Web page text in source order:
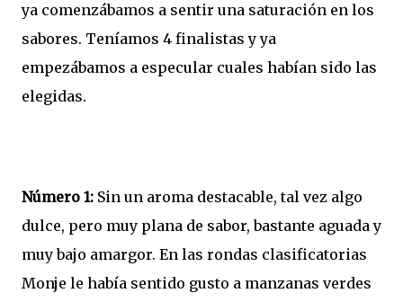
ya comenzábamos a sentir una saturación en los
sabores. Teníamos 4 finalistas y ya
empezábamos a especular cuales habían sido las
elegidas.
Número 1: Sin un aroma destacable, tal vez algo
dulce, pero muy plana de sabor, bastante aguada y
muy bajo amargor. En las rondas clasificatorias
Monje le había sentido gusto a manzanas verdes